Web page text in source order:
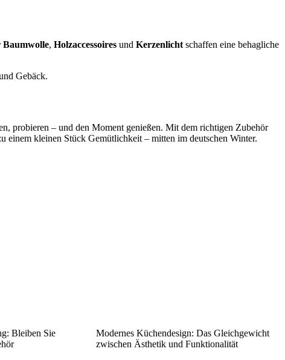
Baumwolle, Holzaccessoires und Kerzenlicht schaffen eine behagliche
Gebäck.
probieren – und den Moment genießen. Mit dem richtigen Zubehör
einem kleinen Stück Gemütlichkeit – mitten im deutschen Winter.
Bleiben Sie
Modernes Küchendesign: Das Gleichgewicht
zwischen Ästhetik und Funktionalität